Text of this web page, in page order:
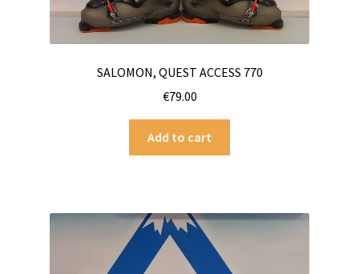
SALOMON, QUEST ACCESS 770
€79.00
Add to cart